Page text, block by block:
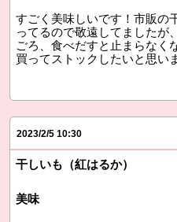
すごく美味しいです！市販の
ってるので敬遠してましたが
ごろ、食べだすと止まらなく
買ってストックしたいと思い
2023/2/5 10:30
干しいも（紅はるか）
美味